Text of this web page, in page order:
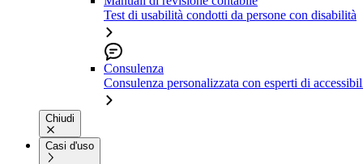
Test di usabilità condotti da persone con disabilità
Consulenza
Consulenza personalizzata con esperti di
Chiudi
Casi d'uso